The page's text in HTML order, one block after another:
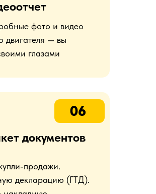
фото и видео
двигателя — вы
глазами
продажи.
декларацию (ГТД).
документов
06